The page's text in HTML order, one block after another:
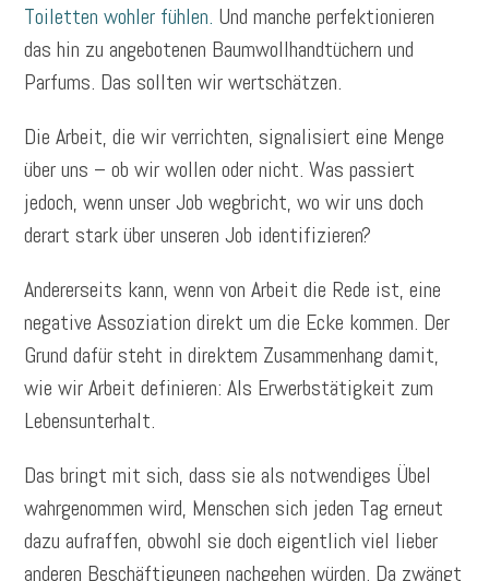
Toiletten wohler fühlen. Und manche perfektionieren
das hin zu angebotenen Baumwollhandtüchern und
Parfums. Das sollten wir wertschätzen.
Die Arbeit, die wir verrichten, signalisiert eine Menge
über uns – ob wir wollen oder nicht. Was passiert
jedoch, wenn unser Job wegbricht, wo wir uns doch
derart stark über unseren Job identifizieren?
Andererseits kann, wenn von Arbeit die Rede ist, eine
negative Assoziation direkt um die Ecke kommen. Der
Grund dafür steht in direktem Zusammenhang damit,
wie wir Arbeit definieren: Als Erwerbstätigkeit zum
Lebensunterhalt.
Das bringt mit sich, dass sie als notwendiges Übel
wahrgenommen wird, Menschen sich jeden Tag erneut
dazu aufraffen, obwohl sie doch eigentlich viel lieber
anderen Beschäftigungen nachgehen würden. Da zwängt